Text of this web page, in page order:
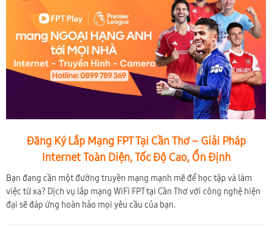
Đăng Ký Lắp Mạng FPT Tại Cần Thơ – Giải Pháp
Internet Toàn Diện, Tốc Độ Cao, Ổn Định
Bạn đang cần một đường truyền mạng mạnh mẽ để học tập và làm
việc từ xa? Dịch vụ lắp mạng WiFi FPT tại Cần Thơ với công nghệ hiện
đại sẽ đáp ứng hoàn hảo mọi yêu cầu của bạn.